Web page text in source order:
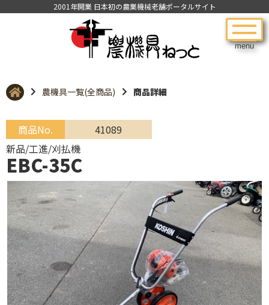
menu
2001年開業 日本初の農業機械老舗ポータルサイト
農機具一覧(全商品) 商品詳細
商品No.
41089
新品/工進/刈払機
EBC-35C